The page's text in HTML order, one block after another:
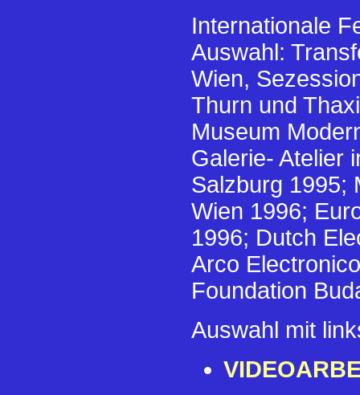
Internationale
Auswahl:
Wien,
Thurn und
Museum
Galerie- Atelier
Salzburg 1995;
Wien 1996;
1996; Dutch
Arco
Foundation
Auswahl mit